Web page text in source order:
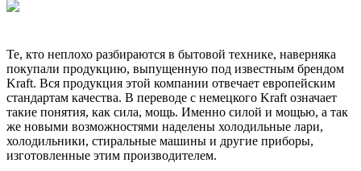
Те, кто неплохо разбираются в бытовой технике, наверняка
покупали продукцию, выпущенную под известным брендом
Kraft. Вся продукция этой компании отвечает европейским
стандартам качества. В переводе с немецкого Kraft означает
такие понятия, как сила, мощь. Именно силой и мощью, а так
же новыми возможностями наделены холодильные лари,
холодильники, стиральные машины и другие приборы,
изготовленные этим производителем.